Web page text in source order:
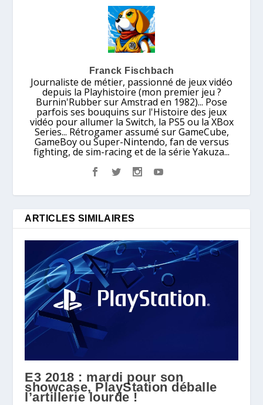
Franck Fischbach
Journaliste de métier, passionné de jeux vidéo
depuis la Playhistoire (mon premier jeu ?
Burnin'Rubber sur Amstrad en 1982)... Pose
parfois ses bouquins sur l'Histoire des jeux
vidéo pour allumer la Switch, la PS5 ou la XBox
Series... Rétrogamer assumé sur GameCube,
GameBoy ou Super-Nintendo, fan de versus
fighting, de sim-racing et de la série Yakuza...
ARTICLES SIMILAIRES
E3 2018 : mardi pour son
showcase, PlayStation déballe
l’artillerie lourde !